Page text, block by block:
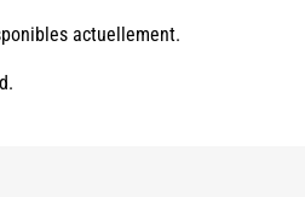
actuellement.